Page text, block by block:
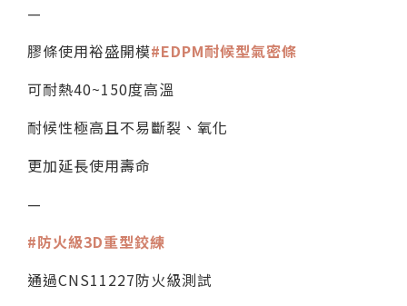
—
膠條使用裕盛開模#EDPM耐候型氣密條
可耐熱40~150度高溫
耐候性極高且不易斷裂、氧化
更加延長使用壽命
—
#防火級3D重型鉸練
通過CNS11227防火級測試